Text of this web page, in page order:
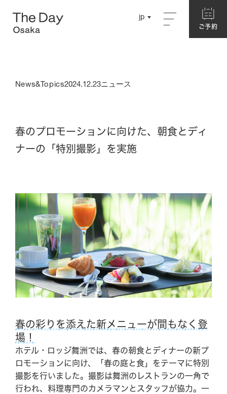
jp
ご予約
jp
ご予約
Close
Garden
本館・洋室 本館・和室
BBQ
ご利用案内
メニュー
団体の方へ
GRILL
News&Topics2024.12.23ニュース
春のプロモーションに向けた、朝食とディ
ナーの「特別撮影」を実施
春の彩りを添えた新メニューが間もなく登
場！
ホテル・ロッジ舞洲では、春の朝食とディナーの新プ
ロモーションに向け、「春の庭と食」をテーマに特別
撮影を行いました。撮影は舞洲のレストランの一角で
行われ、料理専門のカメラマンとスタッフが協力。一